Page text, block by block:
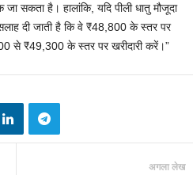
सकता है। हालांकि, यदि पीली धातु मौजूदा
दी जाती है कि वे ₹48,800 के स्तर पर
से ₹49,300 के स्तर पर खरीदारी करें।”
अगला लेख